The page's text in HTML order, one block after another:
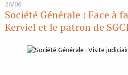
26/06
Société Générale : Face à
Kerviel et le patron de